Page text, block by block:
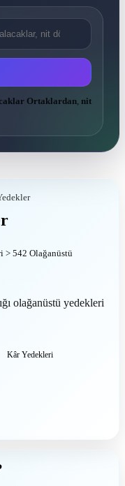
Ortaklardan, nit
> 542 Olağanüstü
olağanüstü yedekleri
Kâr Yedekleri